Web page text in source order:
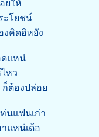
ยให้
ะโยชน์
งคิดอิหยัง
ดแหน่
หว
ต้องปล่อย
นแฟนเก่า
แหน่เด้อ